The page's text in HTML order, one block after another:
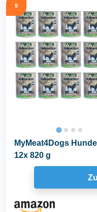
9
MyMeat4Dogs
12x 820 g